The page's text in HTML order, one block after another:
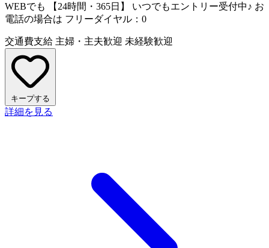
WEBでも 【24時間・365日】 いつでもエントリー受付中♪ お
電話の場合は フリーダイヤル：0
交通費支給 主婦・主夫歓迎 未経験歓迎
キープする
詳細を見る